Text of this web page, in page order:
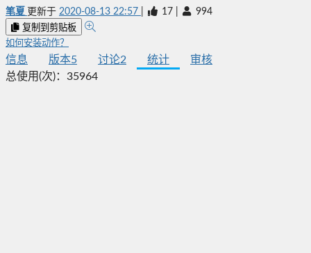
笔夏 更新于 2020-08-13 22:57 17 994
复制到剪贴板
如何安装动作？
信息 版本5 讨论2 统计
审核
总使用(次)： 35964